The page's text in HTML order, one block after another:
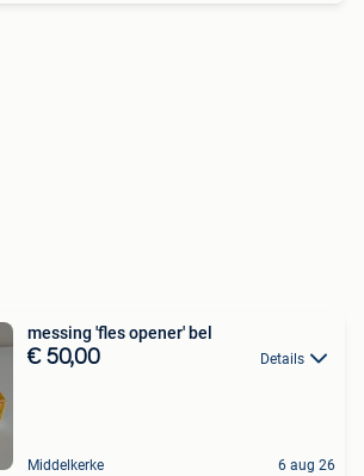
messing 'fles opener' bel
€ 50,00 Details
Middelkerke 6 aug 26